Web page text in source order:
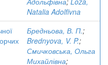
Natalia Adolfivna
Бредньова, В. П.;
Brednyova, V. P.;
Смичковська, Ольга
Михайлівна;